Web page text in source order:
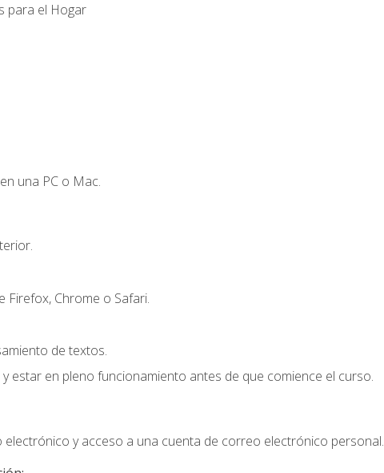
para el Hogar
una PC o Mac.
Firefox, Chrome o Safari.
de textos.
estar en pleno funcionamiento antes de que comience el curso.
y acceso a una cuenta de correo electrónico personal.